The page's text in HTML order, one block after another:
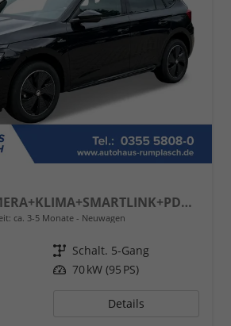
Extra Plus KAMERA+KLIMA+SMARTLINK+PDC+LED+TEMPOMAT
ca. 3-5 Monate Neuwagen
Getriebe Schalt. 5-Gang
Leistung 70 kW (95 PS)
Details